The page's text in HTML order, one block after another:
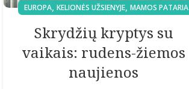
EUROPA, KELIONĖS UŽSIENYJE, MAMOS PATARIA
Skrydžių kryptys su
vaikais: rudens-žiemos
naujienos